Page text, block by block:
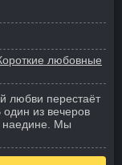
любовные
любви перестаёт
один из вечеров
наедине. Мы